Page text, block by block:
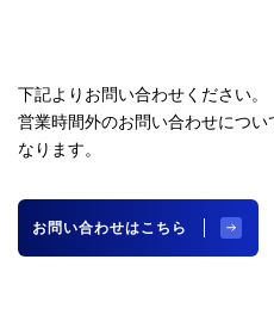
下記よりお問い合わせください。
営業時間外のお問い合わせにつ
なります。
お問い合わせはこちら